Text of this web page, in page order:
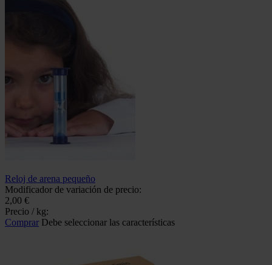
Reloj de arena pequeño
Modificador de variación de precio:
2,00 €
Precio / kg:
Comprar Debe seleccionar las características